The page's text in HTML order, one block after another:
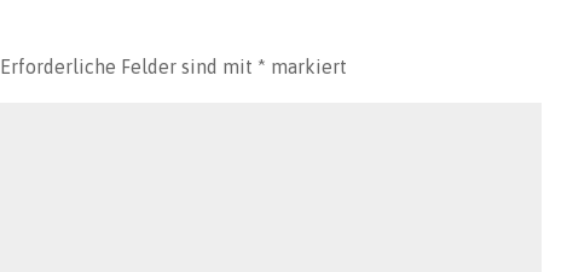
Erforderliche Felder sind mit * markiert